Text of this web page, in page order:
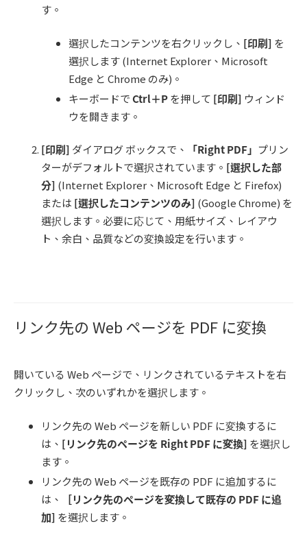
す。
選択したコンテンツを右クリックし、 [印刷] を
選択します (Internet Explorer、Microsoft
Edge と Chrome のみ)。
キーボードでCtrl＋Pを押して [印刷] ウィンド
ウを開きます。
[印刷] ダイアログ ボックスで、 「Right PDF」 プリン
ターがデフォルトで選択されています。 [選択した部
分] (Internet Explorer、Microsoft Edge と Firefox)
または [選択したコンテンツのみ] (Google Chrome) を
選択します。必要に応じて、用紙サイズ、レイアウ
ト、余白、品質などの変換設定を行います。
リンク先の Web ページを PDF に変換
開いている Web ページで、リンクされているテキストを右
クリックし、次のいずれかを選択します。
リンク先の Web ページを新しい PDF に変換するに
は、 [リンク先のページを Right PDFに変換] を選択し
ます。
リンク先の Web ページを既存の PDF に追加するに
は、
［リンク先のページを変換して既存の PDFに追
加] を選択します。